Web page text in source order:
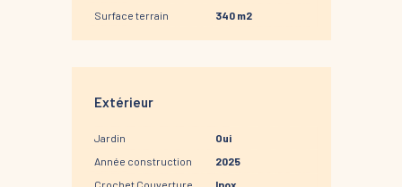
Surface terrain
340 m2
Extérieur
Jardin
Oui
Année construction
2025
Crochet Couverture
Inox